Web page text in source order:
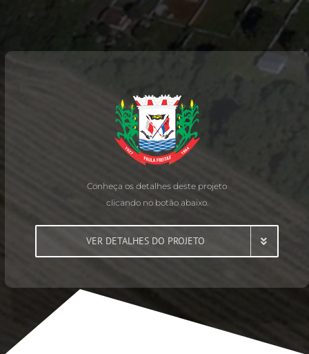
Conheça os detalhes deste projeto
clicando no botão abaixo.
VER DETALHES DO PROJETO